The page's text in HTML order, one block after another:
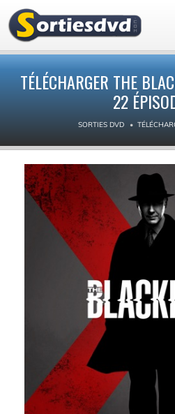
TÉLÉCHARGER THE
22
SORTIES DVD